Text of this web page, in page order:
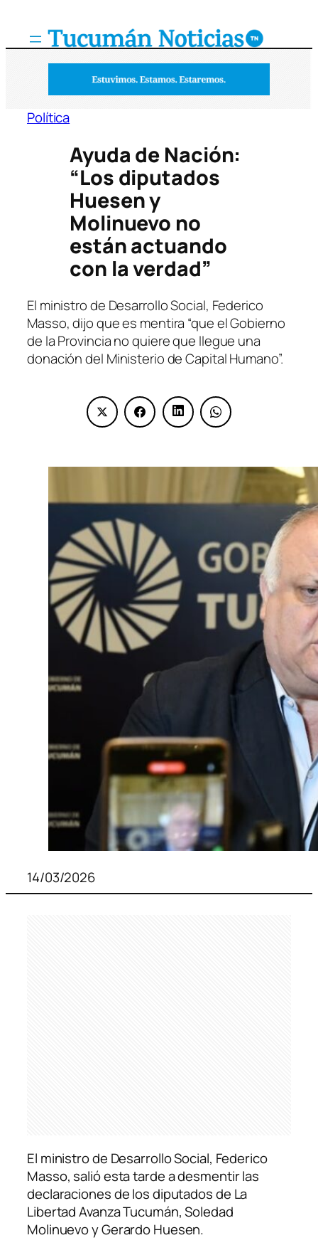
Política
Ayuda de Nación:
“Los diputados
Huesen y
Molinuevo no
están actuando
con la verdad”
El ministro de Desarrollo Social, Federico
Masso, dijo que es mentira “que el Gobierno
de la Provincia no quiere que llegue una
donación del Ministerio de Capital Humano”.
14/03/2026
El ministro de Desarrollo Social, Federico
Masso, salió esta tarde a desmentir las
declaraciones de los diputados de La
Libertad Avanza Tucumán, Soledad
Molinuevo y Gerardo Huesen.